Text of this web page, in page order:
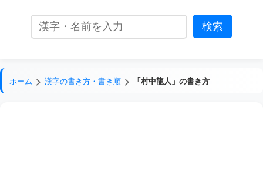
ホーム 漢字の書き方・書き順 「村中龍人」の書き方